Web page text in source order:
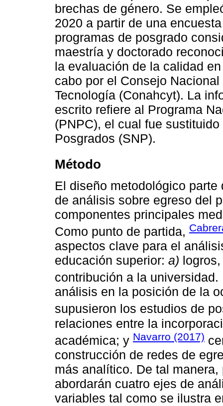
brechas de género. Se
2020 a partir de una
programas de posgrado
maestría y doctorado
la evaluación de la calidad
cabo por el Consejo
Tecnología (Conahcyt). La
escrito refiere al Programa
(PNPC), el cual fue
Posgrados (SNP).
Método
El diseño metodológico
de análisis sobre egreso del
componentes principales
Como punto de partida,
aspectos clave para el
educación superior: a)
contribución a la
análisis en la posición de la
supusieron los estudios de
relaciones entre la
académica; y Navarro (2017)
construcción de redes de
más analítico. De tal
abordarán cuatro ejes de
variables tal como se ilustra